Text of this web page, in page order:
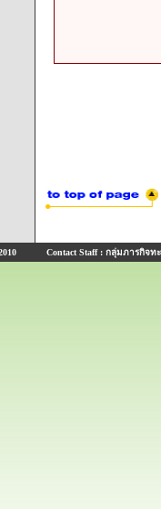
Contact Staff : กลุ่มภารกิจทะ